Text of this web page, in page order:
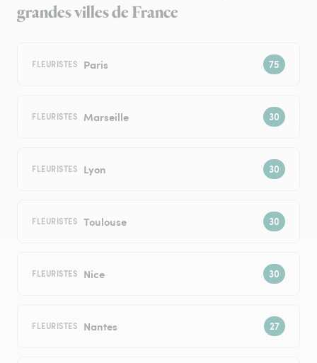
grandes villes de France
FLEURISTES Paris
FLEURISTES Marseille
FLEURISTES Lyon
FLEURISTES Toulouse
FLEURISTES Nice
FLEURISTES Nantes